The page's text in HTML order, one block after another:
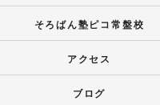
そろばん塾ピコ常盤校
アクセス
ブログ